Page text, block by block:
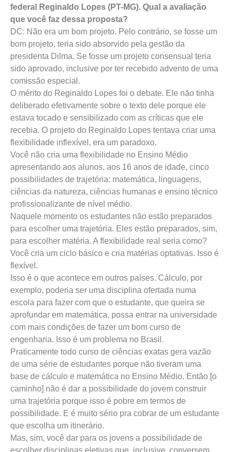
federal Reginaldo Lopes (PT-MG). Qual a avaliação
que você faz dessa proposta?
DC: Não era um bom projeto. Pelo contrário, se fosse um
bom projeto, teria sido absorvido pela gestão da
presidenta Dilma. Se fosse um projeto consensual teria
sido aprovado, inclusive por ter recebido advento de uma
comissão especial.
O mérito do Reginaldo Lopes foi o debate. Ele não tinha
deliberado efetivamente sobre o texto dele porque ele
estava tocado e sensibilizado com as críticas que ele
recebia. O projeto do Reginaldo Lopes tentava criar uma
flexibilidade inflexível, era um paradoxo.
Você não cria uma flexibilidade no Ensino Médio
apresentando aos alunos, aos 16 anos de idade, cinco
possibilidades de trajetória: matemática, linguagens,
ciências da natureza, ciências humanas e ensino técnico
profissionalizante de nível médio.
Naquele momento os estudantes não estão preparados
para escolher uma trajetória. Eles estão preparados, sim,
para escolher matéria. A flexibilidade real seria como?
Você cria um ciclo básico e cria matérias optativas. Isso é
flexível.
Isso é o que acontece em outros países. Cálculo, por
exemplo, poderia ser uma disciplina ofertada numa
escola para fazer com que o estudante, que queira se
aprofundar em matemática, possa entrar na universidade
com mais condições de fazer um bom curso de
engenharia. Isso é um problema no Brasil.
Praticamente todo curso de ciências exatas gera vazão
de uma série de estudantes porque não tiveram uma
base de cálculo e matemática no Ensino Médio. Então [o
caminho] não é dar a possibilidade do jovem construir
uma trajetória porque isso é pobre em termos de
possibilidade. E é muito sério pra cobrar de um estudante
que escolha um itinerário.
Mas, sim, você dar para os jovens a possibilidade de